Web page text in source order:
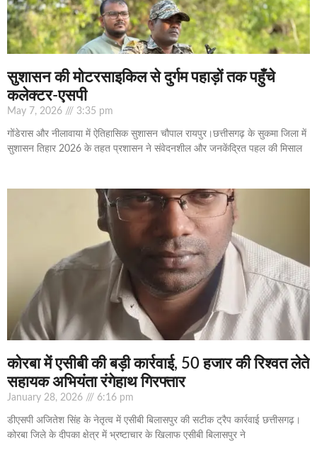
सुशासन की मोटरसाइकिल से दुर्गम पहाड़ों तक पहुँचे
कलेक्टर-एसपी
May 7, 2026 3:35 pm
गोंडेरास और नीलावाया में ऐतिहासिक सुशासन चौपाल रायपुर।छत्तीसगढ़ के सुकमा जिला में
सुशासन तिहार 2026 के तहत प्रशासन ने संवेदनशील और जनकेंद्रित पहल की मिसाल
कोरबा में एसीबी की बड़ी कार्रवाई, 50 हजार की रिश्वत लेते
सहायक अभियंता रंगेहाथ गिरफ्तार
January 28, 2026 6:16 pm
डीएसपी अजितेश सिंह के नेतृत्व में एसीबी बिलासपुर की सटीक ट्रैप कार्रवाई छत्तीसगढ़।
कोरबा जिले के दीपका क्षेत्र में भ्रष्टाचार के खिलाफ एसीबी बिलासपुर ने